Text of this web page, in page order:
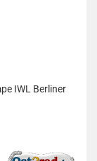
IWL Berliner